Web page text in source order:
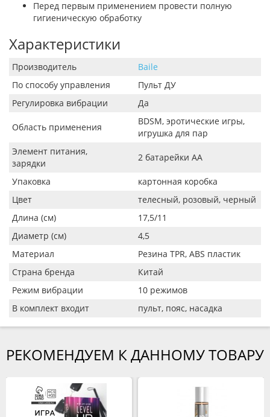
Перед первым применением провести полную
гигиеническую обработку
Характеристики
Производитель
Baile
По способу управления
Пульт ДУ
Регулировка вибрации
Да
Область применения
BDSM, эротические игры,
игрушка для пар
Элемент питания,
зарядки
2 батарейки AA
Упаковка
картонная коробка
Цвет
телесный, розовый, черный
Длина (см)
17,5/11
Диаметр (см)
4,5
Материал
Резина TPR, ABS пластик
Страна бренда
Китай
Режим вибрации
10 режимов
В комплект входит
пульт, пояс, насадка
РЕКОМЕНДУЕМ К ДАННОМУ ТОВАРУ